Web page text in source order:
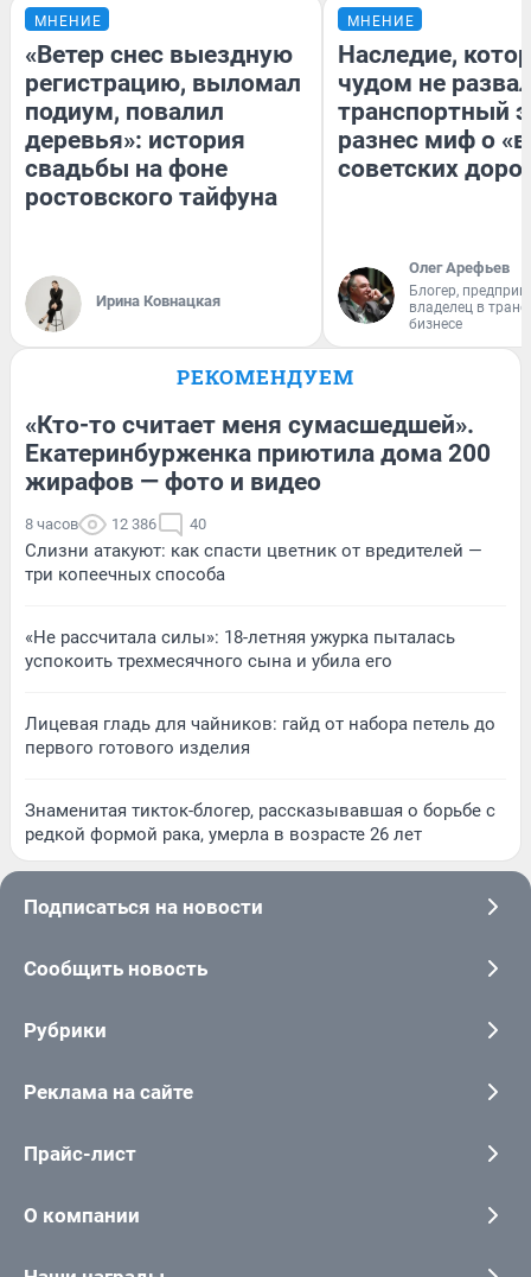
МНЕНИЕ
«Ветер снес выездную
регистрацию, выломал
подиум, повалил
деревья»: история
свадьбы на фоне
ростовского тайфуна
Ирина Ковнацкая
МНЕНИЕ
Наследие,
чудом не
транспортный
разнес миф о
советских
Олег Арефьев
Блогер,
владелец в
бизнесе
РЕКОМЕНДУЕМ
«Кто-то считает меня сумасшедшей».
Екатеринбурженка приютила дома 200
жирафов — фото и видео
8 часов 12 386 40
Слизни атакуют: как спасти цветник от вредителей —
три копеечных способа
«Не рассчитала силы»: 18-летняя ужурка пыталась
успокоить трехмесячного сына и убила его
Лицевая гладь для чайников: гайд от набора петель до
первого готового изделия
Знаменитая тикток-блогер, рассказывавшая о борьбе с
редкой формой рака, умерла в возрасте 26 лет
Подписаться на новости
Сообщить новость
Рубрики
Реклама на сайте
Прайс-лист
О компании